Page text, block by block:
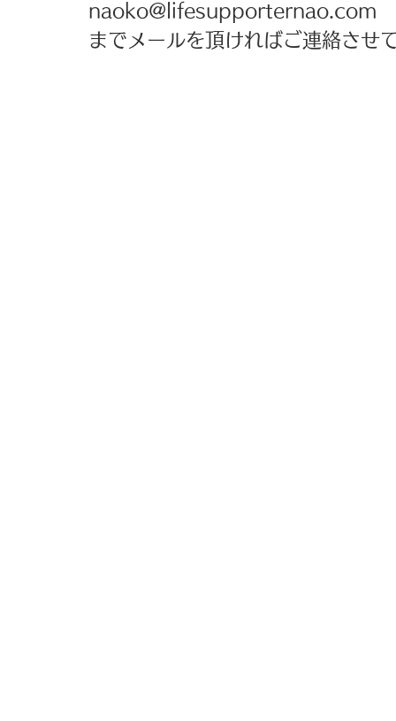
naoko@lifesupporternao.com
までメールを頂ければご連絡させ